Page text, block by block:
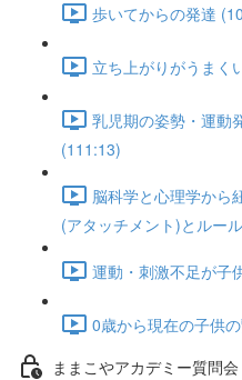
歩いてからの発達
立ち上がりがうまく
乳児期の姿勢・運動
(111:13)
脳科学と心理学から
(アタッチメント)とルー
運動・刺激不足が子
0歳から現在の子供
ままこやアカデミー質問